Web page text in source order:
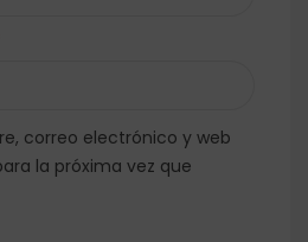
correo electrónico y web
la próxima vez que